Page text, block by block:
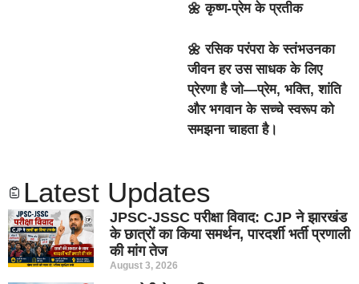
🌼 कृष्ण-प्रेम के प्रतीक
🌼 रसिक परंपरा के स्तंभउनका
जीवन हर उस साधक के लिए
प्रेरणा है जो—प्रेम, भक्ति, शांति
और भगवान के सच्चे स्वरूप को
समझना चाहता है।
Latest Updates
JPSC-JSSC परीक्षा विवाद: CJP ने झारखंड
के छात्रों का किया समर्थन, पारदर्शी भर्ती प्रणाली
की मांग तेज
August 3, 2026